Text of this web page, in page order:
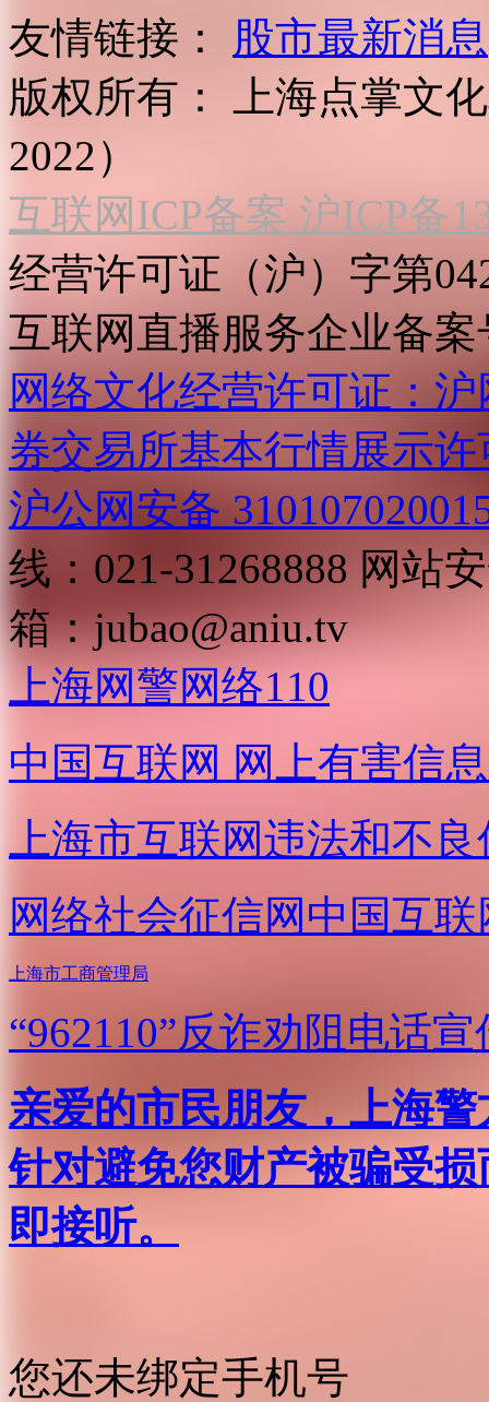
友情链接：
股市最新消息
版权所有：
上海点掌文
2022）
互联网ICP备案 沪ICP备
经营许可证（沪）字第
互联网直播服务企业备案
网络文化经营许可证：
券交易所基本行情展示许
沪公网安备
线：021-31268888 网站
箱：jubao@aniu.tv
上海网警网络110
中国互联网 网上有害信
上海市互联网违法和不
网络社会征信网 中国互
上海市工商管理局
“962110”反诈劝阻电话宣
亲爱的市民朋友，上海
针对避免您财产被骗受
即接听。
您还未绑定手机号